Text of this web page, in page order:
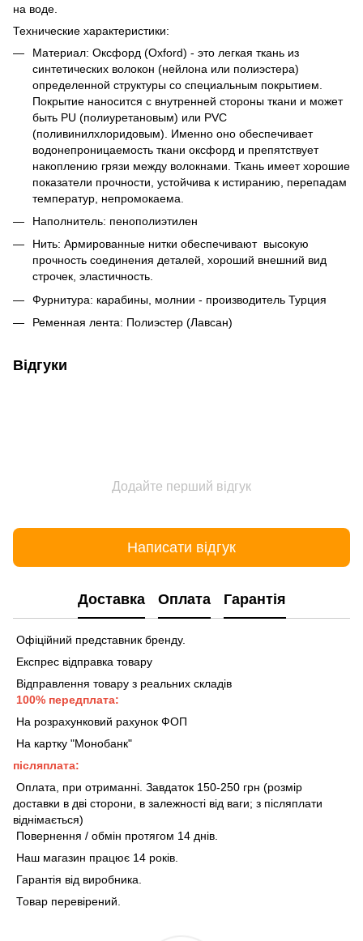
на воде.
Технические характеристики:
Материал: Оксфорд (Oxford) - это легкая ткань из
синтетических волокон (нейлона или полиэстера)
определенной структуры со специальным покрытием.
Покрытие наносится с внутренней стороны ткани и может
быть PU (полиуретановым) или PVC
(поливинилхлоридовым). Именно оно обеспечивает
водонепроницаемость ткани оксфорд и препятствует
накоплению грязи между волокнами. Ткань имеет хорошие
показатели прочности, устойчива к истиранию, перепадам
температур, непромокаема.
Наполнитель: пенополиэтилен
Нить: Армированные нитки обеспечивают высокую
прочность соединения деталей, хороший внешний вид
строчек, эластичность.
Фурнитура: карабины, молнии - производитель Турция
Ременная лента: Полиэстер (Лавсан)
Відгуки
Додайте перший відгук
Написати відгук
Доставка Оплата Гарантія
Офіційний представник бренду.
Експрес відправка товару
Відправлення товару з реальних складів
100% передплата:
На розрахунковий рахунок ФОП
На картку "Монобанк"
післяплата:
Оплата, при отриманні. Завдаток 150-250 грн (розмір
доставки в дві сторони, в залежності від ваги; з післяплати
віднімається)
Повернення / обмін протягом 14 днів.
Наш магазин працює 14 років.
Гарантія від виробника.
Товар перевірений.